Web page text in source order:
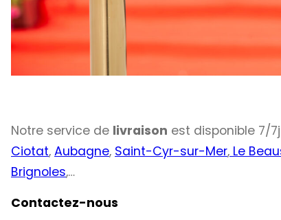
Notre service de livraison est disponible 7/
Ciotat, Aubagne, Saint-Cyr-sur-Mer, Le
Brignoles,…
Contactez-nous